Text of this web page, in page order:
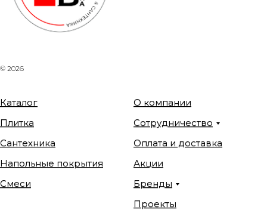
© 2026
Каталог
Плитка
Сантехника
Напольные покрытия
Смеси
О компании
Сотрудничество
Оплата и доставка
Акции
Бренды
Проекты